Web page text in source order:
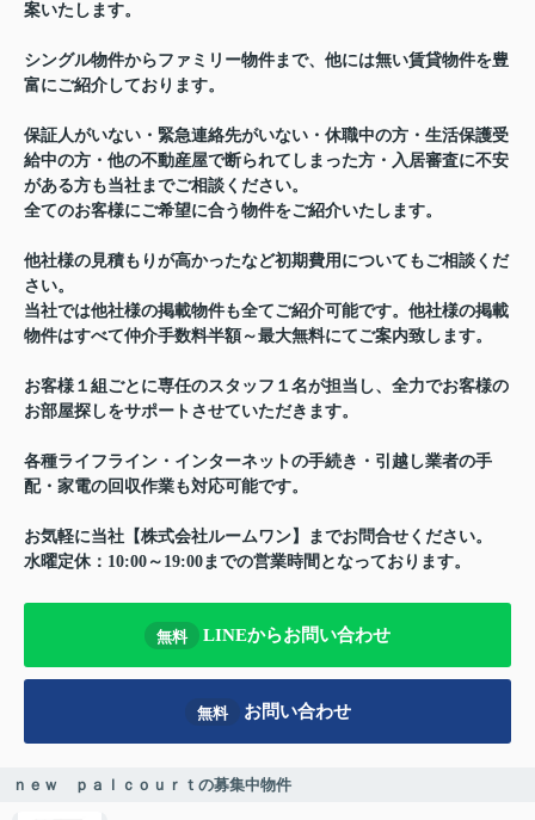
案いたします。
シングル物件からファミリー物件まで、他には無い賃貸物件を豊
富にご紹介しております。
保証人がいない・緊急連絡先がいない・休職中の方・生活保護受
給中の方・他の不動産屋で断られてしまった方・入居審査に不安
がある方も当社までご相談ください。
全てのお客様にご希望に合う物件をご紹介いたします。
他社様の見積もりが高かったなど初期費用についてもご相談くだ
さい。
当社では他社様の掲載物件も全てご紹介可能です。他社様の掲載
物件はすべて仲介手数料半額～最大無料にてご案内致します。
お客様１組ごとに専任のスタッフ１名が担当し、全力でお客様の
お部屋探しをサポートさせていただきます。
各種ライフライン・インターネットの手続き・引越し業者の手
配・家電の回収作業も対応可能です。
お気軽に当社【株式会社ルームワン】までお問合せください。
水曜定休：10:00～19:00までの営業時間となっております。
無料 LINEからお問い合わせ
無料 お問い合わせ
ｎｅｗ ｐａｌｃｏｕｒｔの募集中物件